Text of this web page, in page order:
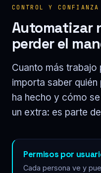
CONTROL Y CONFIANZA
Automatizar
perder el
Cuanto más trabajo
importa saber quién
ha hecho y cómo
un extra: es parte
Permisos por
Cada persona ve y